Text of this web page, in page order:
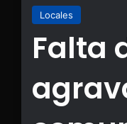
Locales
Falta